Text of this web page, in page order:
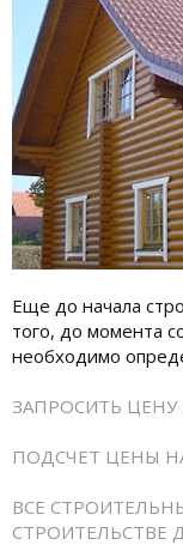
Еще до начала
того, до момента
необходимо
ЗАПРОСИТЬ
ПОДСЧЕТ ЦЕНЫ
ВСЕ
СТРОИТЕЛЬСТВЕ